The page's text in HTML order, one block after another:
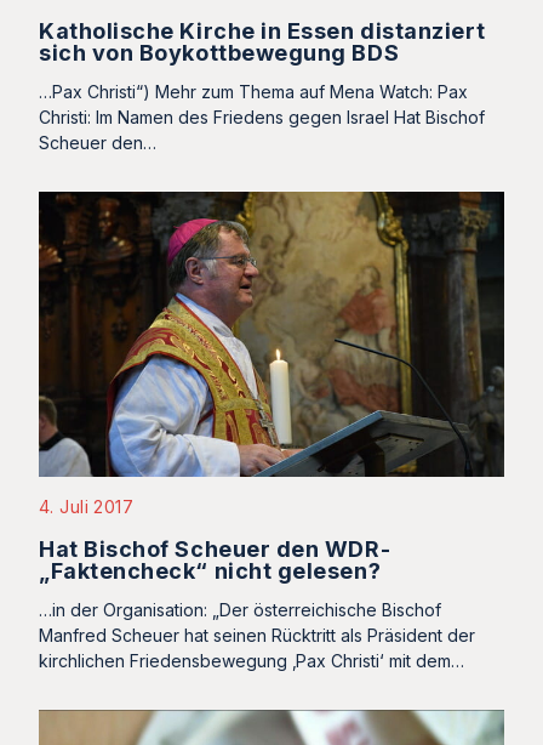
Katholische Kirche in Essen distanziert
sich von Boykottbewegung BDS
…Pax Christi“) Mehr zum Thema auf Mena Watch: Pax
Christi: Im Namen des Friedens gegen Israel Hat Bischof
Scheuer den…
4. Juli 2017
Hat Bischof Scheuer den WDR-
„Faktencheck“ nicht gelesen?
…in der Organisation: „Der österreichische Bischof
Manfred Scheuer hat seinen Rücktritt als Präsident der
kirchlichen Friedensbewegung ‚Pax Christi‘ mit dem…